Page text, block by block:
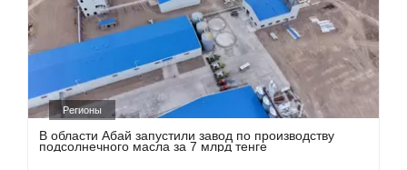
Регионы
В области Абай запустили завод по производству
подсолнечного масла за 7 млрд тенге